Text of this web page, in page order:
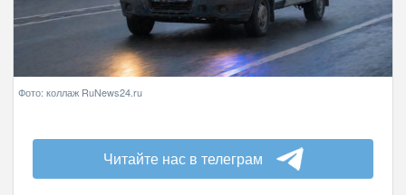
Фото: коллаж RuNews24.ru
Читайте нас в телеграм